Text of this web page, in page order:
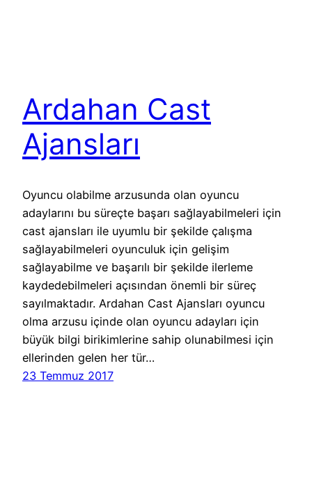
Ardahan Cast
Ajansları
Oyuncu olabilme arzusunda olan oyuncu
adaylarını bu süreçte başarı sağlayabilmeleri için
cast ajansları ile uyumlu bir şekilde çalışma
sağlayabilmeleri oyunculuk için gelişim
sağlayabilme ve başarılı bir şekilde ilerleme
kaydedebilmeleri açısından önemli bir süreç
sayılmaktadır. Ardahan Cast Ajansları oyuncu
olma arzusu içinde olan oyuncu adayları için
büyük bilgi birikimlerine sahip olunabilmesi için
ellerinden gelen her tür…
23 Temmuz 2017